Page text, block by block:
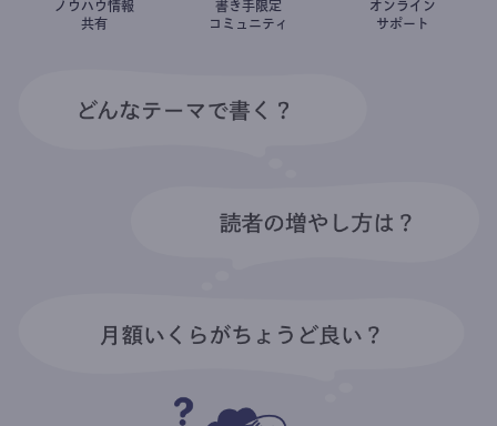
ノウハウ情報
共有
書き手限定
コミュニティ
オンライン
サポート